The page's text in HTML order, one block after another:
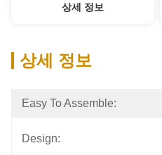
상세 정보
상세 정보
Easy To Assemble:
Design: